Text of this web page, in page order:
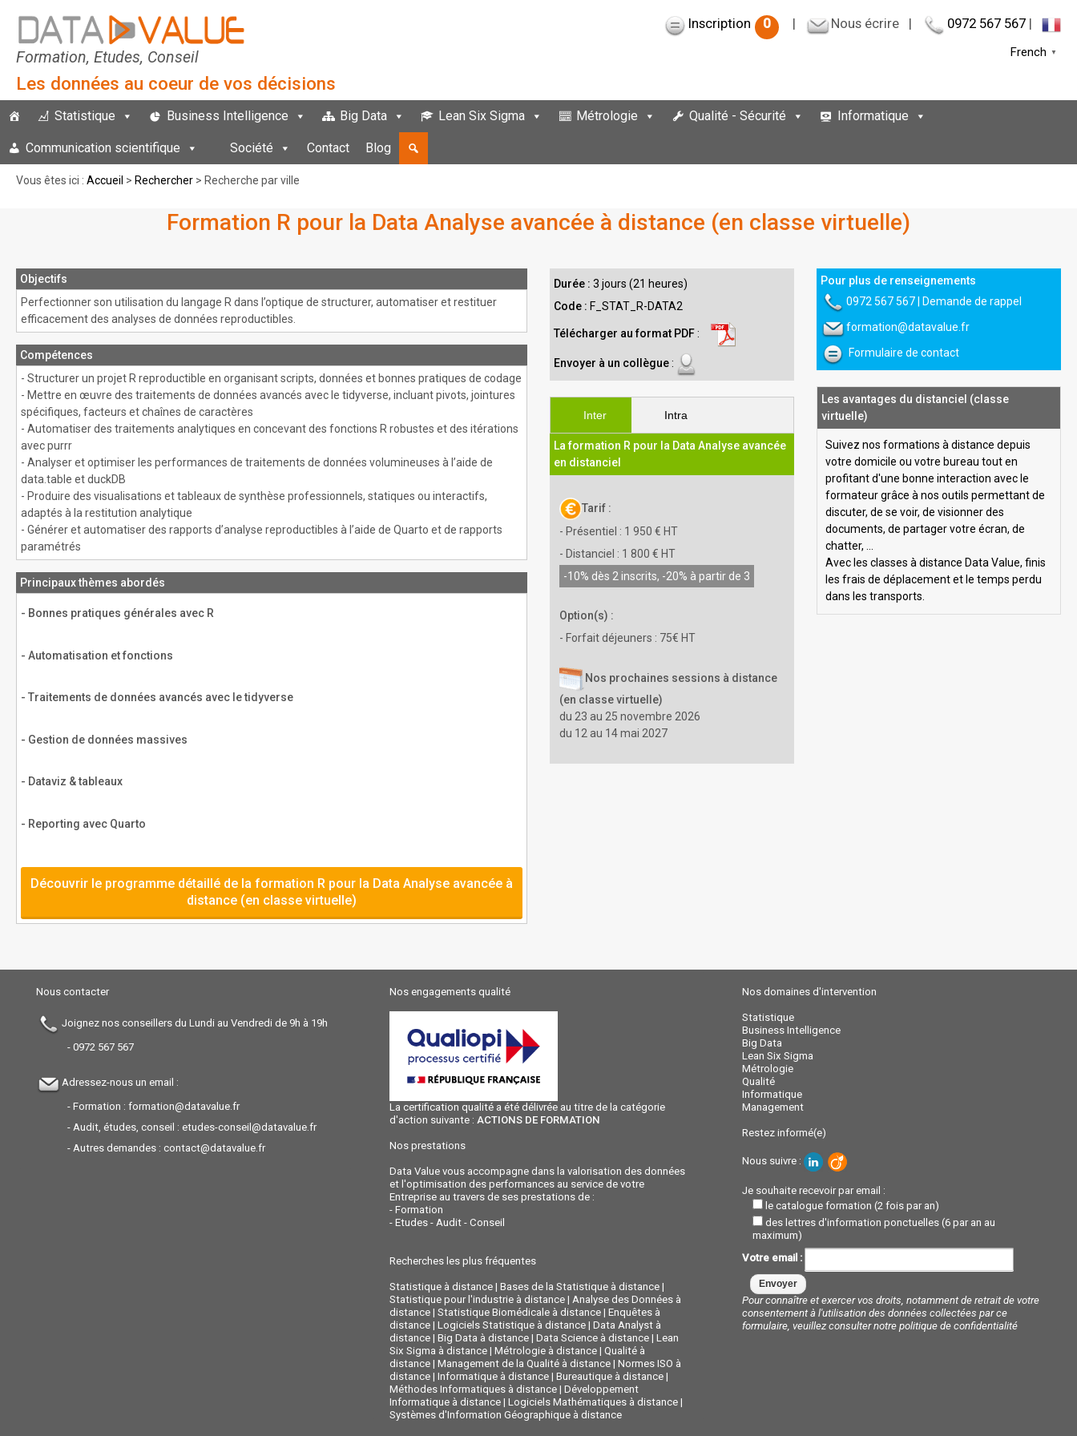
Formation, Etudes, Conseil
Les données au coeur de vos décisions
Inscription 0 | Nous écrire | 0972 567 567 |
French ▼
Statistique Business Intelligence Big Data Lean Six Sigma Métrologie Qualité - Sécurité Informatique
Communication scientifique Société Contact Blog
Vous êtes ici : Accueil > Rechercher > Recherche par ville
Formation R pour la Data Analyse avancée à distance (en classe virtuelle)
Objectifs
Perfectionner son utilisation du langage R dans l’optique de structurer, automatiser et restituer
efficacement des analyses de données reproductibles.
Compétences
- Structurer un projet R reproductible en organisant scripts, données et bonnes pratiques de codage
- Mettre en œuvre des traitements de données avancés avec le tidyverse, incluant pivots, jointures
spécifiques, facteurs et chaînes de caractères
- Automatiser des traitements analytiques en concevant des fonctions R robustes et des itérations
avec purrr
- Analyser et optimiser les performances de traitements de données volumineuses à l’aide de
data.table et duckDB
- Produire des visualisations et tableaux de synthèse professionnels, statiques ou interactifs,
adaptés à la restitution analytique
- Générer et automatiser des rapports d’analyse reproductibles à l’aide de Quarto et de rapports
paramétrés
Principaux thèmes abordés
- Bonnes pratiques générales avec R
- Automatisation et fonctions
- Traitements de données avancés avec le tidyverse
- Gestion de données massives
- Dataviz & tableaux
- Reporting avec Quarto
Découvrir le programme détaillé de la formation R pour la Data Analyse avancée à
distance (en classe virtuelle)
Durée : 3 jours (21 heures)
Code : F_STAT_R-DATA2
Télécharger au format PDF:
Envoyer à un collègue:
Inter Intra
La formation R pour la Data Analyse avancée
en distanciel
Tarif :
- Présentiel : 1 950 € HT
- Distanciel : 1 800 € HT
-10% dès 2 inscrits, -20% à partir de 3
Option(s) :
- Forfait déjeuners : 75€ HT
Nos prochaines sessions à distance
(en classe virtuelle)
du 23 au 25 novembre 2026
du 12 au 14 mai 2027
Pour plus de renseignements
0972 567 567|
Demande de rappel
formation@datavalue.fr
Formulaire de contact
Les avantages du distanciel (classe
virtuelle)
Suivez nos formations à distance depuis
votre domicile ou votre bureau tout en
profitant d'une bonne interaction avec le
formateur grâce à nos outils permettant de
discuter, de se voir, de visionner des
documents, de partager votre écran, de
chatter, ...
Avec les classes à distance Data Value, finis
les frais de déplacement et le temps perdu
dans les transports.
Nous contacter
Joignez nos conseillers du Lundi au Vendredi de 9h à 19h
- 0972 567 567
Adressez-nous un email :
- Formation : formation@datavalue.fr
- Audit, études, conseil : etudes-conseil@datavalue.fr
- Autres demandes : contact@datavalue.fr
Nos engagements qualité
La certification qualité a été délivrée au titre de la catégorie
d'action suivante : ACTIONS DE FORMATION
Nos prestations
Data Value vous accompagne dans la valorisation des données
et l'optimisation des performances au service de votre
Entreprise au travers de ses prestations de :
- Formation
- Etudes - Audit - Conseil
Recherches les plus fréquentes
Statistique à distance| Bases de la Statistique à distance|
Statistique pour l'industrie à distance| Analyse des Données à
distance| Statistique Biomédicale à distance| Enquêtes à
distance| Logiciels Statistique à distance| Data Analyst à
distance| Big Data à distance| Data Science à distance| Lean
Six Sigma à distance| Métrologie à distance| Qualité à
distance| Management de la Qualité à distance| Normes ISO à
distance| Informatique à distance| Bureautique à distance|
Méthodes Informatiques à distance| Développement
Informatique à distance| Logiciels Mathématiques à distance|
Systèmes d'Information Géographique à distance
Nos domaines d'intervention
Statistique
Business Intelligence
Big Data
Lean Six Sigma
Métrologie
Qualité
Informatique
Management
Restez informé(e)
Nous suivre :
Je souhaite recevoir par email :
le catalogue formation (2 fois par an)
des lettres d'information ponctuelles (6 par an au
maximum)
Votre email :
Pour connaître et exercer vos droits, notamment de retrait de votre
consentement à l'utilisation des données collectées par ce
formulaire, veuillez consulter notre politique de confidentialité